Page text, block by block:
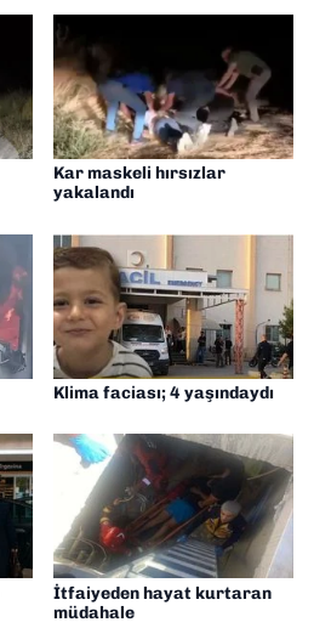
Kar maskeli hırsızlar
yakalandı
Klima faciası; 4 yaşındaydı
İtfaiyeden hayat kurtaran
müdahale